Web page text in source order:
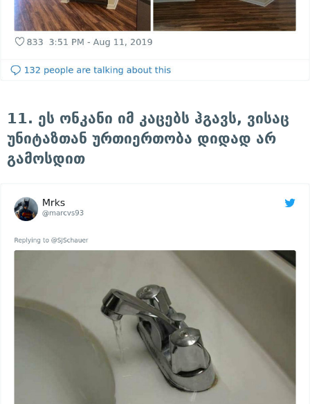
11. ეს ონკანი იმ კაცებს ჰგავს, ვისაც
უნიტაზთან ურთიერთობა დიდად არ
გამოსდით